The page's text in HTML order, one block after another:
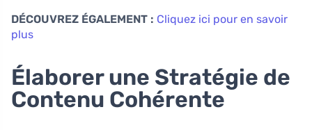
DÉCOUVREZ ÉGALEMENT : Cliquez ici pour en savoir
plus
Élaborer une Stratégie de
Contenu Cohérente